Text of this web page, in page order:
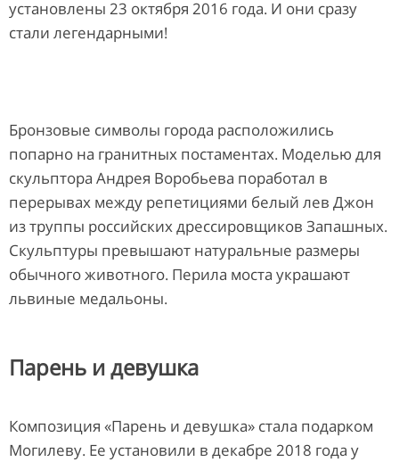
установлены 23 октября 2016 года. И они сразу
стали легендарными!
Бронзовые символы города расположились
попарно на гранитных постаментах. Моделью для
скульптора Андрея Воробьева поработал в
перерывах между репетициями белый лев Джон
из труппы российских дрессировщиков Запашных.
Скульптуры превышают натуральные размеры
обычного животного. Перила моста украшают
львиные медальоны.
Парень и девушка
Композиция «Парень и девушка» стала подарком
Могилеву. Ее установили в декабре 2018 года у